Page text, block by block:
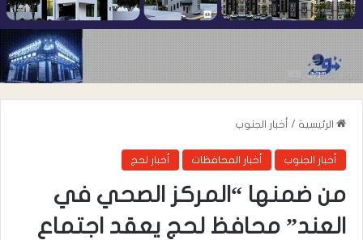
الرئيسية / أخبار الجنوب
أخبار الجنوب أخبار المحافظات أخبار لحج
من ضمنها “المركز الصحي في
العند” محافظ لحج يعقد اجتماع